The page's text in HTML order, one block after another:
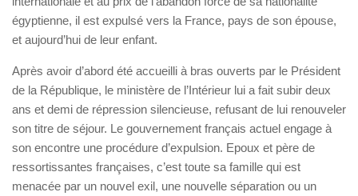
égyptienne, il est expulsé vers la France, pays de son épouse,
et aujourd’hui de leur enfant.
Après avoir d’abord été accueilli à bras ouverts par le Président
de la République, le ministère de l’Intérieur lui a fait subir deux
ans et demi de répression silencieuse, refusant de lui renouveler
son titre de séjour. Le gouvernement français actuel engage à
son encontre une procédure d’expulsion. Epoux et père de
ressortissantes françaises, c’est toute sa famille qui est
menacée par un nouvel exil, une nouvelle séparation ou un